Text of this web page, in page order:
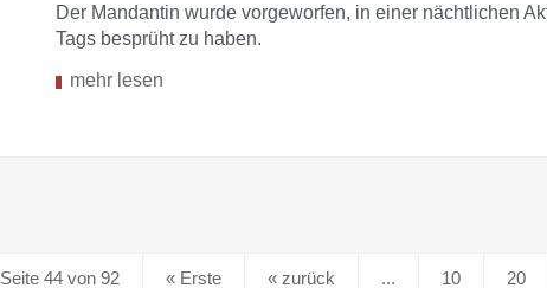
Der Mandantin wurde vorgeworfen, in einer nächtlichen
Tags besprüht zu haben.
mehr lesen
Seite 44 von 92 « Erste « ... 10 20